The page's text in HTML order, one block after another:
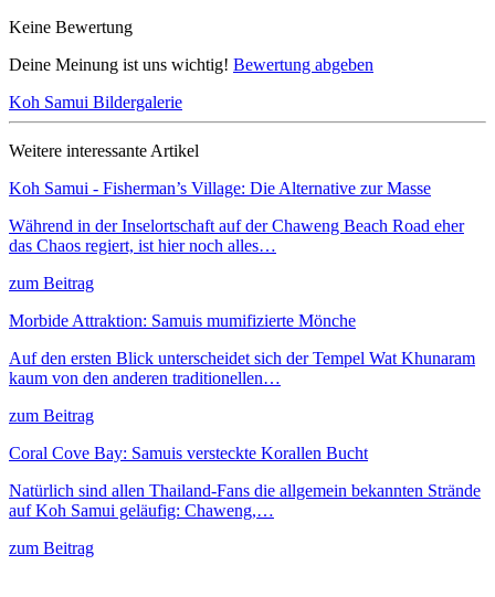
Keine Bewertung
Deine Meinung ist uns wichtig! Bewertung abgeben
Koh Samui Bildergalerie
Weitere interessante Artikel
Koh Samui - Fisherman’s Village: Die Alternative zur Masse
Während in der Inselortschaft auf der Chaweng Beach Road eher
das Chaos regiert, ist hier noch alles…
zum Beitrag
Morbide Attraktion: Samuis mumifizierte Mönche
Auf den ersten Blick unterscheidet sich der Tempel Wat Khunaram
kaum von den anderen traditionellen…
zum Beitrag
Coral Cove Bay: Samuis versteckte Korallen Bucht
Natürlich sind allen Thailand-Fans die allgemein bekannten Strände
auf Koh Samui geläufig: Chaweng,…
zum Beitrag